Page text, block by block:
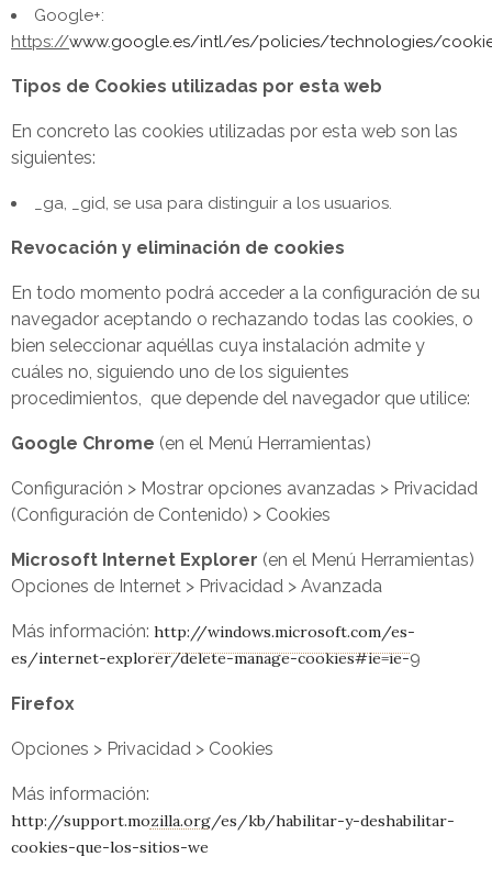
Google+:
https://www.google.es/intl/es/policies/technologies/
Tipos de Cookies utilizadas por esta web
En concreto las cookies utilizadas por esta web son las
siguientes:
_ga, _gid, se usa para distinguir a los usuarios.
Revocación y eliminación de cookies
En todo momento podrá acceder a la configuración de su
navegador aceptando o rechazando todas las cookies, o
bien seleccionar aquéllas cuya instalación admite y
cuáles no, siguiendo uno de los siguientes
procedimientos, que depende del navegador que utilice:
Google Chrome (en el Menú Herramientas)
Configuración > Mostrar opciones avanzadas > Privacidad
(Configuración de Contenido) > Cookies
M icrosoft Internet Explorer (en el Menú Herramientas)
Opciones de Internet > Privacidad > Avanzada
Más información: http://windows.microsoft.com/es-
es/internet-explorer/delete-manage-cookies#ie=ie-9
Firefox
Opciones > Privacidad > Cookies
Más información:
http://support.mozilla.org/es/kb/habilitar-y-deshabilitar-
cookies-que-los-sitios-we